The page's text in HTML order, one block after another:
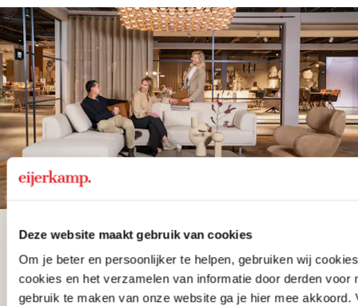
Deze website maakt gebruik van cookies
Om je beter en persoonlijker te helpen, gebruiken wij
cookies en het verzamelen van informatie door derden voor
gebruik te maken van onze website ga je hier mee akkoord.
De woonwinkel
gezien op tv!